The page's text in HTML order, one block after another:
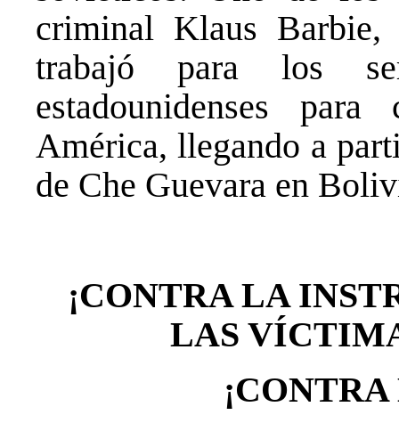
criminal Klaus
trabajó para los
estadounidenses
América, llegando a
de Che Guevara en
¡CONTRA LA
LAS